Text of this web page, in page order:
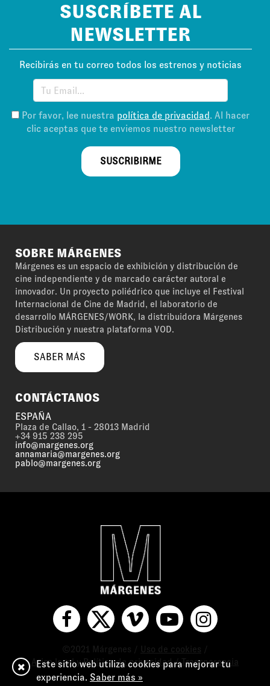
SUSCRÍBETE AL
NEWSLETTER
Recibirás en tu correo todos los estrenos y noticias
Por favor, lee nuestra política de privacidad. Al hacer
clic aceptas que te enviemos nuestro newsletter
SUSCRIBIRME
SOBRE MÁRGENES
Márgenes es un espacio de exhibición y distribución de
cine independiente y de marcado carácter autoral e
innovador. Un proyecto poliédrico que incluye el Festival
Internacional de Cine de Madrid, el laboratorio de
desarrollo MÁRGENES/WORK, la distribuidora Márgenes
Distribución y nuestra plataforma VOD.
SABER MÁS
CONTÁCTANOS
ESPAÑA
Plaza de Callao, 1 - 28013 Madrid
+34 915 238 295
info@margenes.org
annamaria@margenes.org
pablo@margenes.org
©2021 Márgenes / Uso de cookies
Aviso legal y Política de privacidad/Transparencia
Este sitio web utiliza cookies para mejorar tu
experiencia. Saber más »